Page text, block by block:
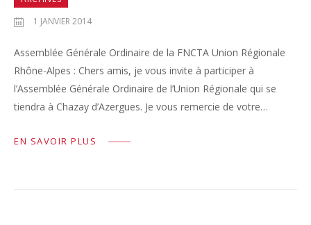
1 JANVIER 2014
Assemblée Générale Ordinaire de la FNCTA Union Régionale
Rhône-Alpes : Chers amis, je vous invite à participer à
l’Assemblée Générale Ordinaire de l’Union Régionale qui se
tiendra à Chazay d’Azergues. Je vous remercie de votre…
EN SAVOIR PLUS